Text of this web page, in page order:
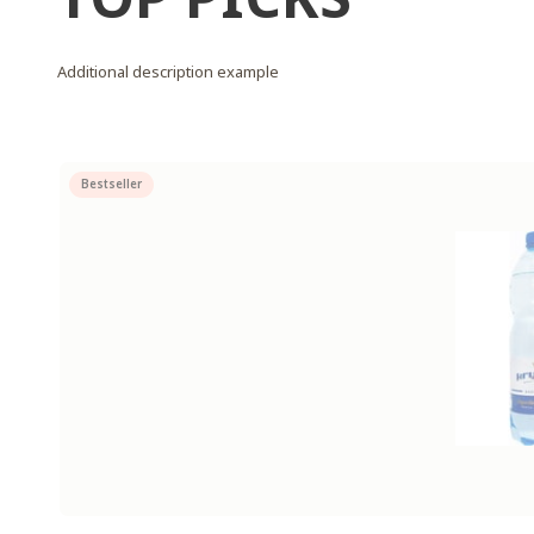
Additional description example
Bestseller